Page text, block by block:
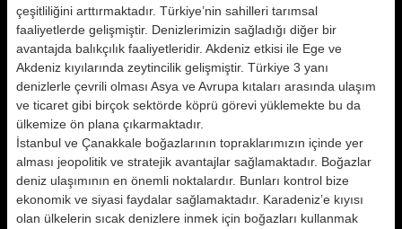
çeşitliliğini arttırmaktadır. Türkiye’nin sahilleri tarımsal
faaliyetlerde gelişmiştir. Denizlerimizin sağladığı diğer bir
avantajda balıkçılık faaliyetleridir. Akdeniz etkisi ile Ege ve
Akdeniz kıyılarında zeytincilik gelişmiştir. Türkiye 3 yanı
denizlerle çevrili olması Asya ve Avrupa kıtaları arasında ulaşım
ve ticaret gibi birçok sektörde köprü görevi yüklemekte bu da
ülkemize ön plana çıkarmaktadır.
İstanbul ve Çanakkale boğazlarının topraklarımızın içinde yer
alması jeopolitik ve stratejik avantajlar sağlamaktadır. Boğazlar
deniz ulaşımının en önemli noktalardır. Bunları kontrol bize
ekonomik ve siyasi faydalar sağlamaktadır. Karadeniz’e kıyısı
olan ülkelerin sıcak denizlere inmek için boğazları kullanmak